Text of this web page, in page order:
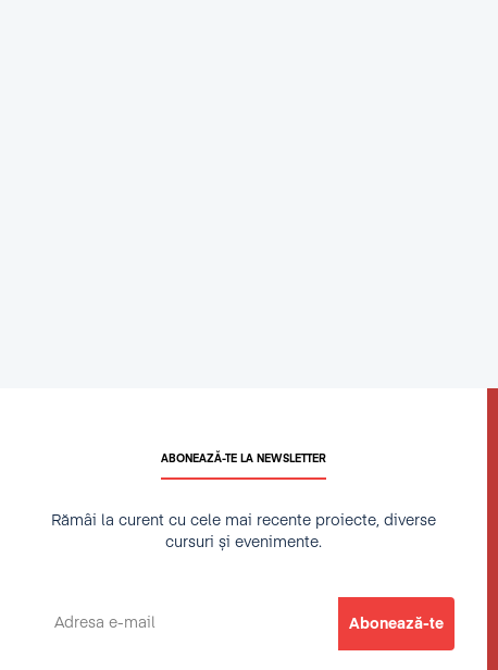
ABONEAZĂ-TE LA NEWSLETTER
Rămâi la curent cu cele mai recente proiecte, diverse
cursuri și evenimente.